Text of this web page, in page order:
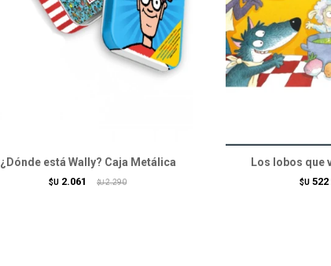
¿Dónde está Wally? Caja Metálica
$U 2.061 $U 2.290
Los lobos que
$U 522